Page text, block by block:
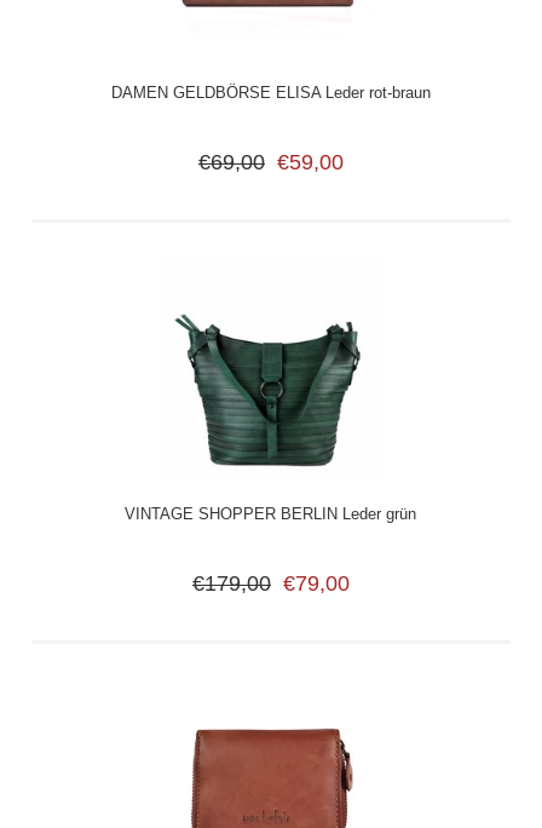
DAMEN GELDBÖRSE ELISA Leder rot-braun
€69,00 €59,00
VINTAGE SHOPPER BERLIN Leder grün
€179,00 €79,00